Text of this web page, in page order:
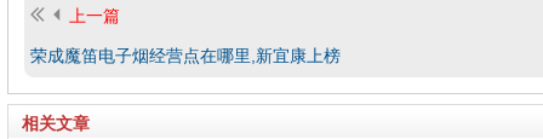
上一篇
荣成魔笛电子烟经营点在哪里,新宜康上榜
相关文章